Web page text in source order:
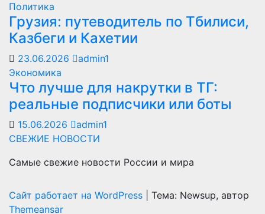
Политика
Грузия: путеводитель по Тбилиси,
Казбеги и Кахетии
23.06.2026
admin1
Экономика
Что лучше для накрутки в ТГ:
реальные подписчики или боты
15.06.2026
admin1
СВЕЖИЕ НОВОСТИ
Самые свежие новости России и мира
Сайт работает на WordPress
Тема: Newsup, автор
Themeansar